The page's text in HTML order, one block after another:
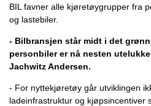
BIL favner alle kjøretøygrupper fra
og lastebiler.
- Bilbransjen står midt i det
personbiler er nå nesten
Jachwitz Andersen.
- For nyttekjøretøy går utviklingen
ladeinfrastruktur og kjøpsincentiver